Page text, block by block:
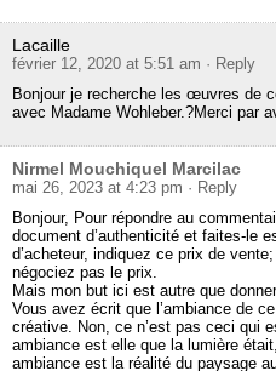
Lacaille
février 12, 2020 at 5:51 am · Reply
Bonjour je recherche les œuvres de
avec Madame Wohleber.?Merci par
Nirmel Mouchiquel Marcilac
mai 26, 2023 at 4:23 pm · Reply
Bonjour, Pour répondre au
document d’authenticité et faites-le
d’acheteur, indiquez ce prix de
négociez pas le prix.
Mais mon but ici est autre que
Vous avez écrit que l’ambiance de
créative. Non, ce n’est pas ceci qui
ambiance est elle que la lumière
ambiance est la réalité du paysage